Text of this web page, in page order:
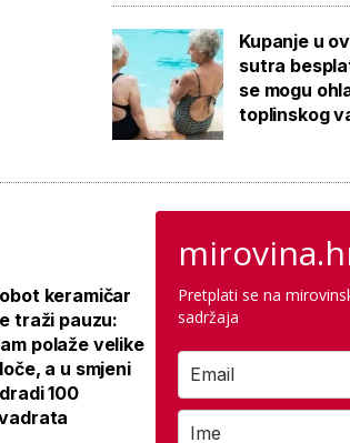
Kupanje u
sutra
se mogu
toplinskog
keramičar
traži pauzu:
polaže velike
a u smjeni
100
Nova
Uz
Pretplati se na
sadržaja